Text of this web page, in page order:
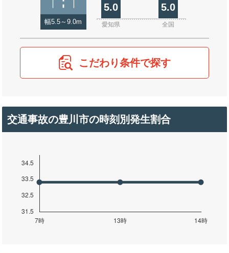
幅5.5～9.0m
5.0 5.0
愛知県 全国
こだわり条件で探す
交通事故の豊川市の時刻別発生割合